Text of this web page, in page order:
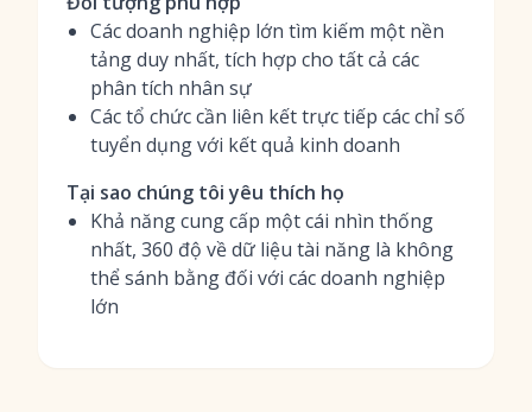
Các doanh nghiệp lớn tìm kiếm một nền
tảng duy nhất, tích hợp cho tất cả các
phân tích nhân sự
Các tổ chức cần liên kết trực tiếp các chỉ số
tuyển dụng với kết quả kinh doanh
Tại sao chúng tôi yêu thích họ
Khả năng cung cấp một cái nhìn thống
nhất, 360 độ về dữ liệu tài năng là không
thể sánh bằng đối với các doanh nghiệp
lớn